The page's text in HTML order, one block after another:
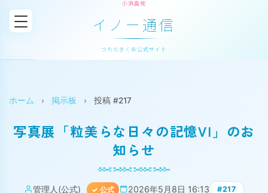
小浜島発
イノー通信
つちだきくお公式サイト
ホーム › 掲示板 › 投稿 #217
写真展「粒美らな日々の記憶VI」のお
知らせ
管理人(公式) ✓ 公式 2026年5月8日 16:13 #217